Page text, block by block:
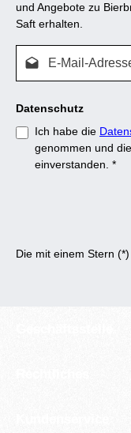
und Angebote zu
Saft erhalten.
Datenschutz
Ich habe die
genommen und die
einverstanden. *
Die mit einem Stern